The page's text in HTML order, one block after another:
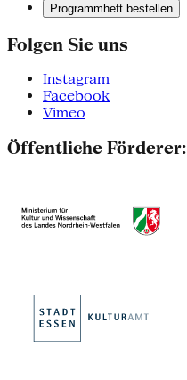
Programmheft bestellen
Folgen Sie uns
Instagram
Facebook
Vimeo
Öffentliche Förderer: